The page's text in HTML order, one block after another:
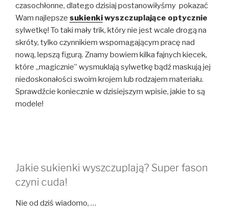
czasochłonne, dlatego dzisiaj postanowiłyśmy pokazać
Wam najlepsze sukienkiwyszczuplające optycznie
sylwetkę! To taki mały trik, który nie jest wcale drogą na
skróty, tylko czynnikiem wspomagającym pracę nad
nową, lepszą figurą. Znamy bowiem kilka fajnych kiecek,
które „magicznie” wysmuklają sylwetkę bądź maskują jej
niedoskonałości swoim krojem lub rodzajem materiału.
Sprawdźcie koniecznie w dzisiejszym wpisie, jakie to są
modele!
Jakie sukienki wyszczuplają? Super fason
czyni cuda!
Nie od dziś wiadomo, …